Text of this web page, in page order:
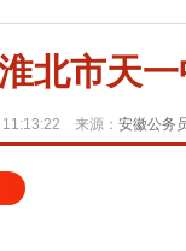
北市天
来源： 安徽公务